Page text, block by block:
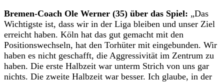
Bremen-Coach Ole Werner (35) über das Spiel: „Das
Wichtigste ist, dass wir in der Liga bleiben und unser Ziel
erreicht haben. Köln hat das gut gemacht mit den
Positionswechseln, hat den Torhüter mit eingebunden. Wir
haben es nicht geschafft, die Aggressivität im Zentrum zu
haben. Die erste Halbzeit war unterm Strich von uns gar
nichts. Die zweite Halbzeit war besser. Ich glaube, in der